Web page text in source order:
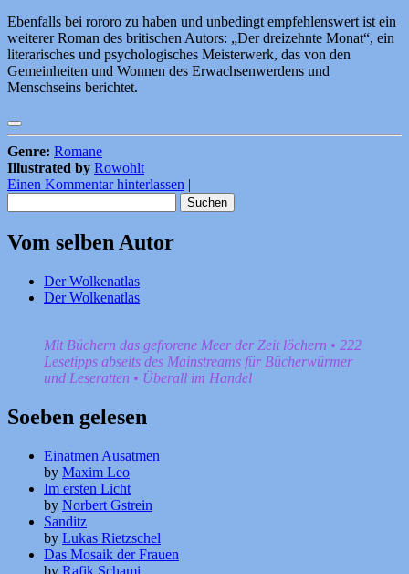
Ebenfalls bei rororo zu haben und unbedingt empfehlenswert ist ein
weiterer Roman des britischen Autors: „Der dreizehnte Monat“, ein
literarisches und psychologisches Meisterwerk, das von den
Gemeinheiten und Wonnen des Erwachsenwerdens und
Menschseins berichtet.
Genre: Romane
Illustrated by Rowohlt
Einen Kommentar hinterlassen |
nach:
Vom selben Autor
Der Wolkenatlas
Der Wolkenatlas
Mit Büchern das gefrorene Meer der Zeit löchern • 222
Lesetipps abseits des Mainstreams für Bücherwürmer
und Leseratten • Überall im Handel
Soeben gelesen
Einatmen Ausatmen
by Maxim Leo
Im ersten Licht
by Norbert Gstrein
Sanditz
by Lukas Rietzschel
Das Mosaik der Frauen
by Rafik Schami